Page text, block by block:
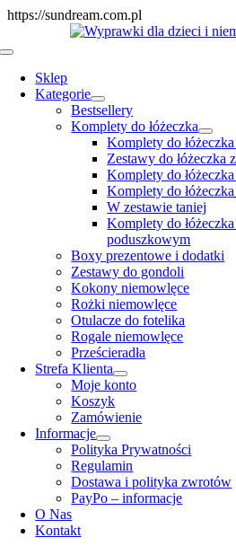
https://sundream.com.pl
to
Toggle
Navigation
Sklep
Kategorie
Bestsellery
Komplety do łóżeczka
Komplety do
Zestawy do łóżeczka
Komplety do
Komplety do
W zestawie taniej
Komplety do
poduszkowym
Boxy prezentowe i dodatki
Zestawy do gondoli
Kokony niemowlęce
Rożki niemowlęce
Otulacze do fotelika
Rogale niemowlęce
Prześcieradła
Strefa Klienta
Moje konto
Koszyk
Zamówienie
Informacje
Polityka Prywatności
Regulamin
Dostawa i polityka zwrotów
PayPo – informacje
O Nas
Kontakt